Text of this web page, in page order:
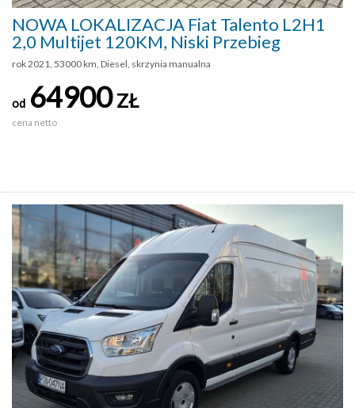
NOWA LOKALIZACJA Fiat Talento L2H1
2,0 Multijet 120KM, Niski Przebieg
rok 2021, 53000 km, Diesel, skrzynia manualna
od 64900ZŁ
cena netto